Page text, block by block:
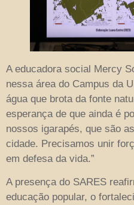
A educadora social Mercy
nessa área do Campus da
água que brota da fonte
esperança de que ainda é
nossos igarapés, que são
cidade. Precisamos unir
em defesa da vida.”
A presença do SARES
educação popular, o